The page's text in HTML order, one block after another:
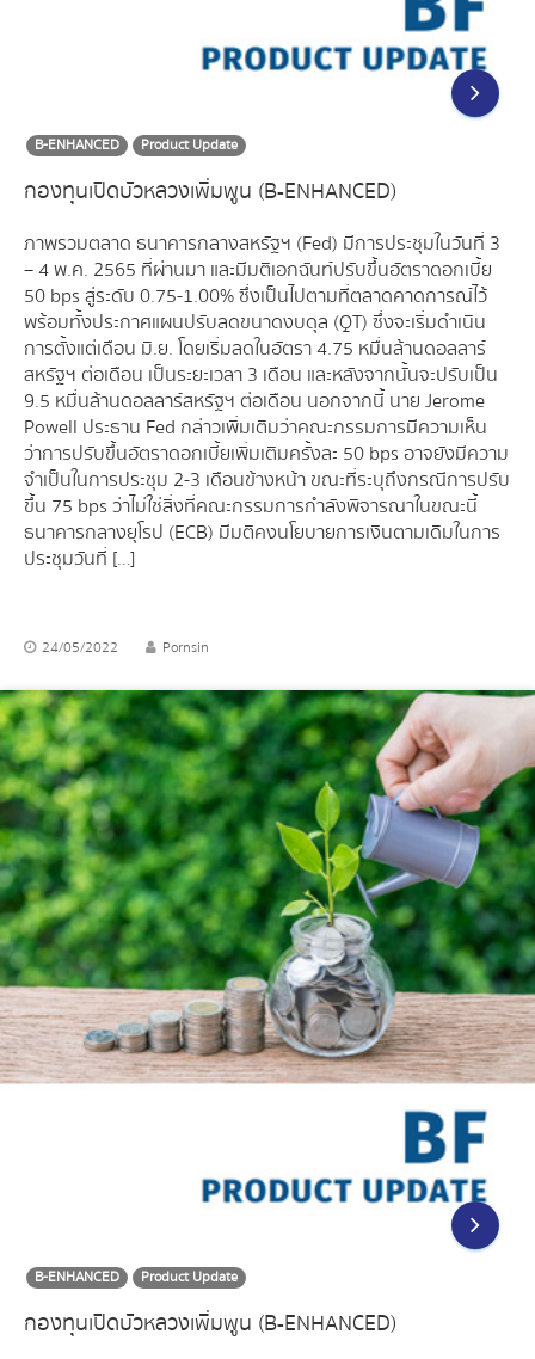
B-ENHANCED Product Update
กองทุนเปิดบัวหลวงเพิ่มพูน (B-ENHANCED)
ภาพรวมตลาด ธนาคารกลางสหรัฐฯ (Fed) มีการประชุมในวันที่ 3
– 4 พ.ค. 2565 ที่ผ่านมา และมีมติเอกฉันท์ปรับขึ้นอัตราดอกเบี้ย
50 bps สู่ระดับ 0.75-1.00% ซึ่งเป็นไปตามที่ตลาดคาดการณ์ไว้
พร้อมทั้งประกาศแผนปรับลดขนาดงบดุล (QT) ซึ่งจะเริ่มดำเนิน
การตั้งแต่เดือน มิ.ย. โดยเริ่มลดในอัตรา 4.75 หมื่นล้านดอลลาร์
สหรัฐฯ ต่อเดือน เป็นระยะเวลา 3 เดือน และหลังจากนั้นจะปรับเป็น
9.5 หมื่นล้านดอลลาร์สหรัฐฯ ต่อเดือน นอกจากนี้ นาย Jerome
Powell ประธาน Fed กล่าวเพิ่มเติมว่าคณะกรรมการมีความเห็น
ว่าการปรับขึ้นอัตราดอกเบี้ยเพิ่มเติมครั้งละ 50 bps อาจยังมีความ
จำเป็นในการประชุม 2-3 เดือนข้างหน้า ขณะที่ระบุถึงกรณีการปรับ
ขึ้น 75 bps ว่าไม่ใช่สิ่งที่คณะกรรมการกำลังพิจารณาในขณะนี้
ธนาคารกลางยุโรป (ECB) มีมติคงนโยบายการเงินตามเดิมในการ
ประชุมวันที่ […]
24/05/2022 Pornsin
B-ENHANCED Product Update
กองทุนเปิดบัวหลวงเพิ่มพูน (B-ENHANCED)